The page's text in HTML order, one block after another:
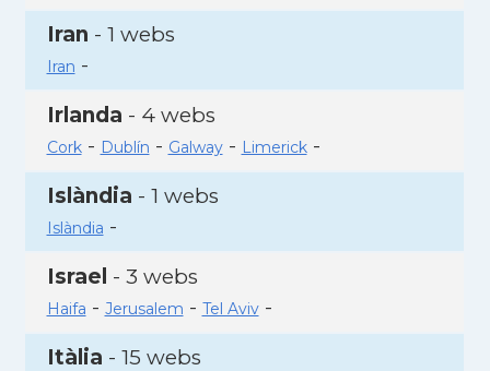
Iran - 1 webs
Iran -
Irlanda - 4 webs
Cork- Dublín - Galway- Limerick-
Islàndia - 1 webs
Islàndia -
Israel - 3 webs
Haifa - Jerusalem - Tel Aviv-
Itàlia - 15 webs